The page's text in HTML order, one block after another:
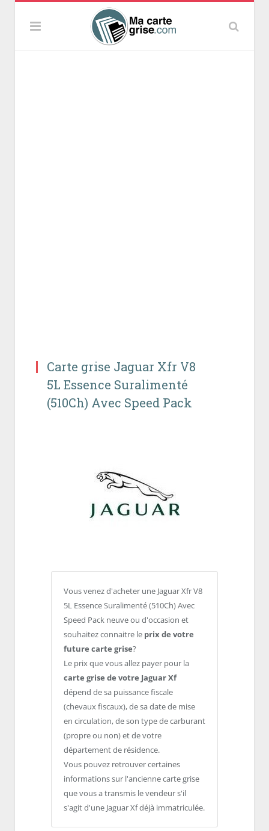
Carte grise Jaguar Xfr V8
5L Essence Suralimenté
(510Ch) Avec Speed Pack
Vous venez d'acheter une Jaguar Xfr V8
5L Essence Suralimenté (510Ch) Avec
Speed Pack neuve ou d'occasion et
souhaitez connaitre le prix de votre
future carte grise?
Le prix que vous allez payer pour la
carte grise de votre Jaguar Xf
dépend de sa puissance fiscale
(chevaux fiscaux), de sa date de mise
en circulation, de son type de carburant
(propre ou non) et de votre
département de résidence.
Vous pouvez retrouver certaines
informations sur l'ancienne carte grise
que vous a transmis le vendeur s'il
s'agit d'une Jaguar Xf déjà immatriculée.